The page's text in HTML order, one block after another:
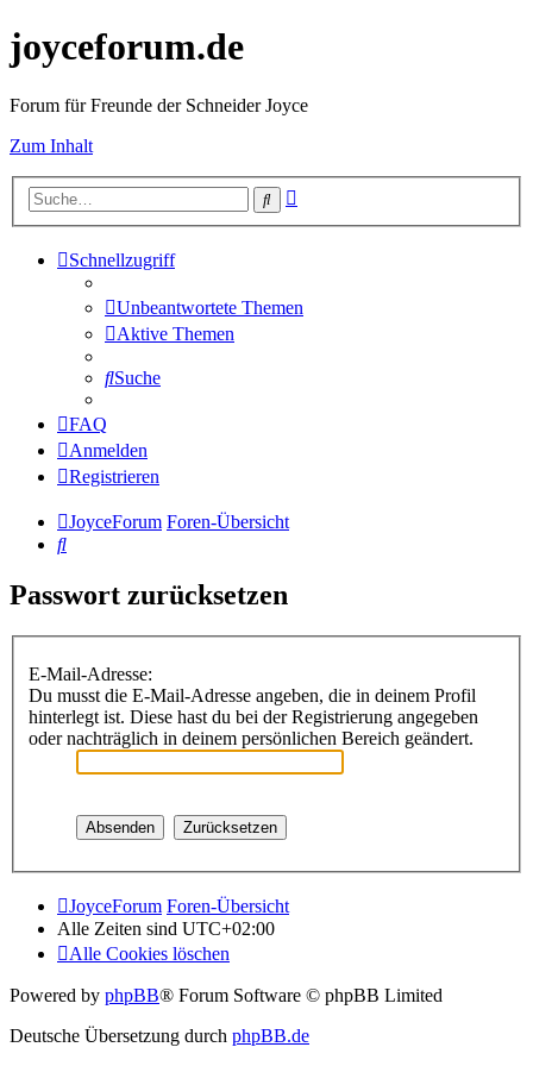
joyceforum.de
Forum für Freunde der Schneider Joyce
Zum Inhalt
Suche
Schnellzugriff
Unbeantwortete Themen
Aktive Themen
Suche
FAQ
Anmelden
Registrieren
JoyceForum Foren-Übersicht
Suche
Passwort zurücksetzen
E-Mail-Adresse:
Du musst die E-Mail-Adresse angeben, die in deinem Profil
hinterlegt ist. Diese hast du bei der Registrierung angegeben
oder nachträglich in deinem persönlichen Bereich geändert.
JoyceForum Foren-Übersicht
Alle Zeiten sind UTC+02:00
Alle Cookies löschen
Powered by phpBB® Forum Software © phpBB Limited
Deutsche Übersetzung durch phpBB.de